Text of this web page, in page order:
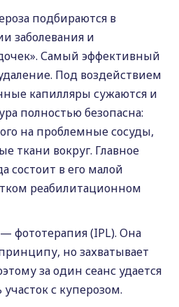
подбираются в
заболевания и
Самый эффективный
Под воздействием
капилляры сужаются и
полностью безопасна:
на проблемные сосуды,
ткани вокруг. Главное
состоит в его малой
реабилитационном
фототерапия (IPL). Она
но захватывает
за один сеанс удается
участок с куперозом.